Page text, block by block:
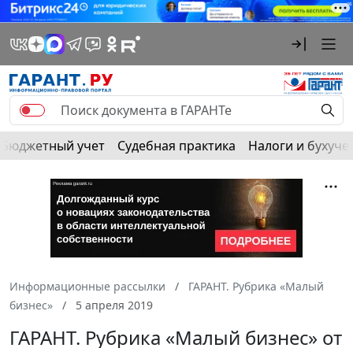
Бюджетный учет Судебная практика Налоги и
Информационные рассылки
ГАРАНТ. Рубрика «Малый
бизнес»
5 апреля 2019
ГАРАНТ. Рубрика «Малый бизнес» от